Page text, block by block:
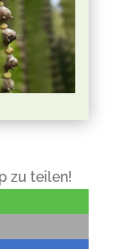
zu teilen!